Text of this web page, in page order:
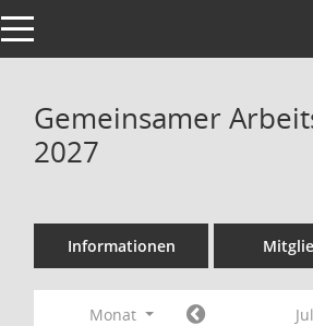
Toggle navigation
Gemeinsamer
2027
Informationen
Monat